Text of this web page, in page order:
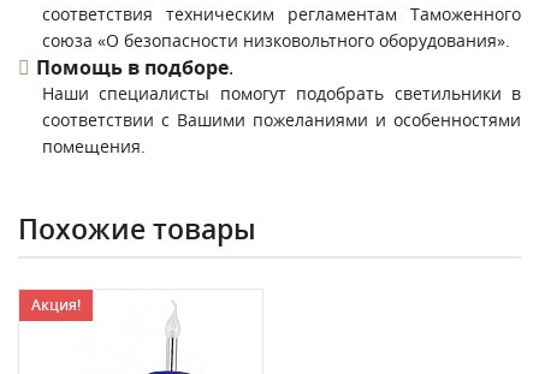
соответствия техническим регламентам Таможенного
союза «О безопасности низковольтного оборудования».
Помощь в подборе.
Наши специалисты помогут подобрать светильники в
соответствии с Вашими пожеланиями и особенностями
помещения.
Похожие товары
Акция!